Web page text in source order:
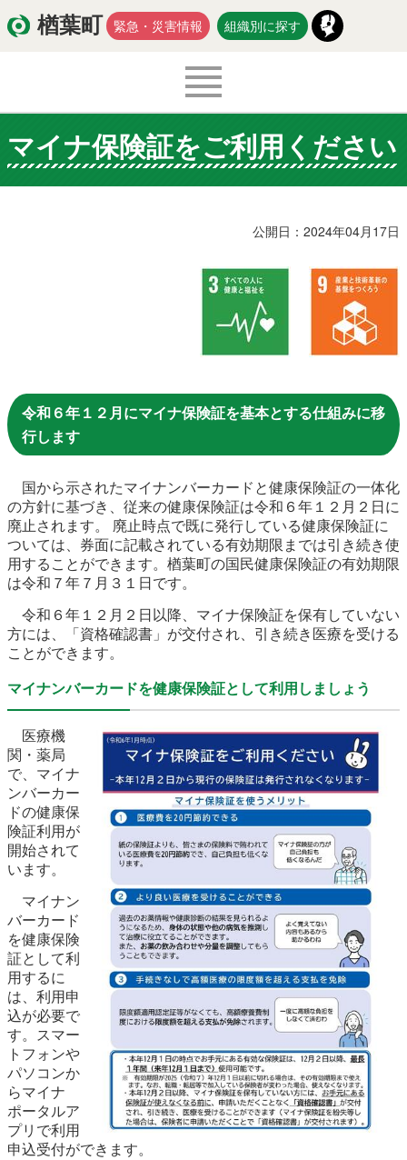
楢葉町 緊急・災害情報 組織別に探す
くらし・環境 出産・子育て
農林水産業 新規造成区画
楢葉町について 町長室
町役場・施設 広報・広聴
復興・計画
予算・決算 人事・採用 楢葉町議会
農業委員会
イベント 観光ならは
マイナ保険証をご利用ください
公開日：2024年04月17日
令和６年１２月にマイナ保険証を基本とする仕組みに移
行します
国から示されたマイナンバーカードと健康保険証の一体化
の方針に基づき、従来の健康保険証は令和６年１２月２日に
廃止されます。 廃止時点で既に発行している健康保険証に
ついては、券面に記載されている有効期限までは引き続き使
用することができます。楢葉町の国民健康保険証の有効期限
は令和７年７月３１日です。
令和６年１２月２日以降、マイナ保険証を保有していない
方には、「資格確認書」が交付され、引き続き医療を受ける
ことができます。
マイナンバーカードを健康保険証として利用しましょう
医療機
関・薬局
で、マイナ
ンバーカー
ドの健康保
険証利用が
開始されて
います。
マイナン
バーカード
を健康保険
証として利
用するに
は、利用申
込が必要で
す。 スマー
トフォンや
パソコンか
らマイナ
ポータルア
プリで利用
申込受付ができます。